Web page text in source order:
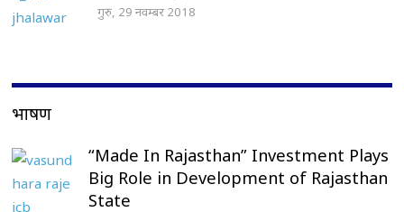
गुरु, 29 नवम्बर 2018
भाषण
“Made In Rajasthan” Investment Plays
Big Role in Development of Rajasthan
State